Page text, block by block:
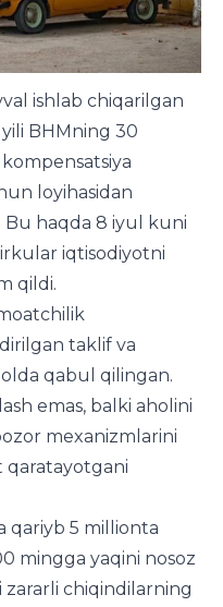
ishlab chiqarilgan
BHMning 30
loyihasidan
haqda 8 iyul kuni
iqtisodiyotni
qildi.
taklif va
qabul qilingan.
emas, balki aholini
mexanizmlarini
qaratayotgani
qariyb 5 millionta
mingga yaqini nosoz
zararli chiqindilarning